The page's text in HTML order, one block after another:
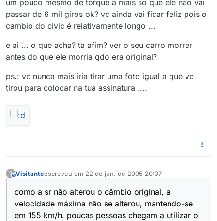
um pouco mesmo de torque a mais só que ele não vai
passar de 6 mil giros ok? vc ainda vai ficar feliz pois o
cambio do civic é relativamente longo ...
e ai ... o que acha? ta afim? ver o seu carro morrer
antes do que ele morria qdo era original?
ps.: vc nunca mais iria tirar uma foto igual a que vc
tirou para colocar na tua assinatura ....
?This user is from outside of this forum
Visitanteescreveu em 22 de jun. de 2005 20:07
última edição por
como a sr não alterou o câmbio original, a
velocidade máxima não se alterou, mantendo-se
em 155 km/h. poucas pessoas chegam a utilizar o